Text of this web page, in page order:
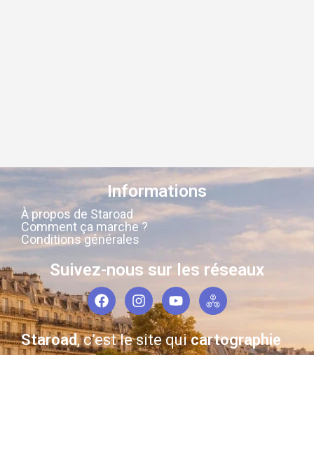
Informations
À propos de Staroad
Comment ça marche ?
Conditions générales
Suivez-nous sur les réseaux
Staroad, c’est le site quicartographie